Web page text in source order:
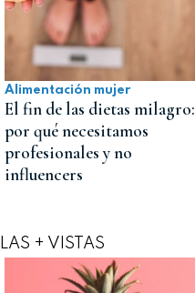
Alimentación mujer
El fin de las dietas milagro:
por qué necesitamos
profesionales y no
influencers
LAS + VISTAS